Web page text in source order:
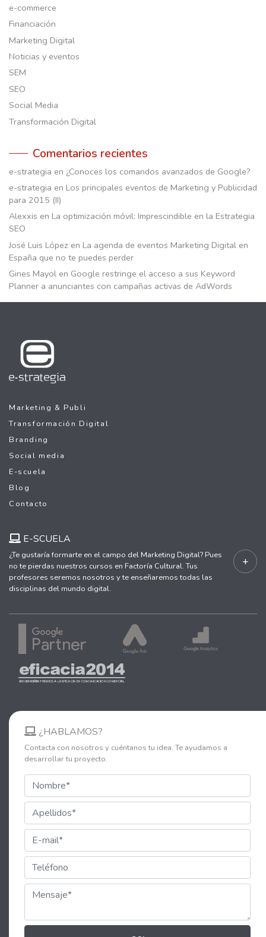
e-commerce
Financiación
Marketing Digital
Noticias y eventos
SEM
SEO
Social Media
Transformación Digital
Comentarios recientes
e-strategia en ¿Conoces los comandos avanzados de Google?
e-strategia en Los principales eventos de Marketing y Publicidad
para 2015 (II)
Alexxis en La optimización móvil: Imprescindible en la Estrategia
SEO
José Luis López en La agenda de eventos Marketing Digital en
España que no te puedes perder
Gines Mayol en Google restringe el acceso a sus Keyword
Planner a anunciantes con campañas activas de AdWords
Marketing & Publi
Transformación Digital
Branding
Social media
E-scuela
Blog
Contacto
E-SCUELA
¿Te gustaría formarte en el campo del Marketing Digital? Pues
no te pierdas nuestros cursos en Factoría Cultural. Tus
profesores seremos nosotros y te enseñaremos todas las
disciplinas del mundo digital.
+
¿HABLAMOS?
Contacta con nosotros y cuéntanos tu idea. Te ayudamos a
desarrollar tu proyecto.